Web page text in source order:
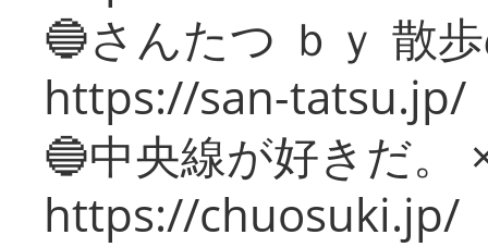
🔵さんたつ ｂｙ 散
https://san-tatsu.jp/
🔵中央線が好きだ。
https://chuosuki.jp/